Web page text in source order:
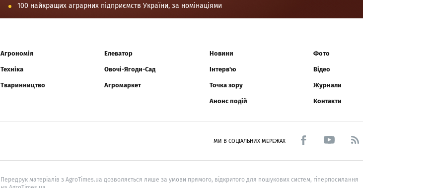
100 найкращих аграрних підприємств України, за номінаціями
Агрономія
Техніка
Тваринництво
Елеватор
Овочі-Ягоди-Сад
Агромаркет
Новини
Інтерв'ю
Точка зору
Анонс подій
Фото
Відео
Журнали
Контакти
МИ В СОЦІАЛЬНИХ МЕРЕЖАХ
Передрук матеріалів з AgroTimes.ua дозволяється лише за умови прямого, відкритого для пошукових систем, гіперпосилання